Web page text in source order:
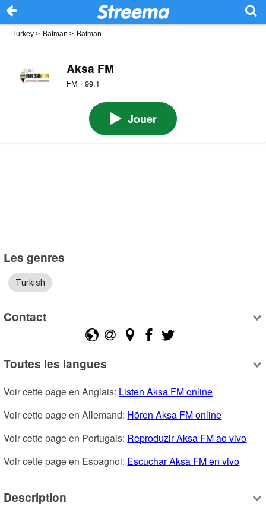
Turkey > Batman > Batman
Aksa FM
FM · 99.1
Jouer
Les genres
Turkish
Contact
Toutes les langues
Voir cette page en Anglais: Listen Aksa FM online
Voir cette page en Allemand: Hören Aksa FM online
Voir cette page en Portugais: Reproduzir Aksa FM ao vivo
Voir cette page en Espagnol: Escuchar Aksa FM en vivo
Description